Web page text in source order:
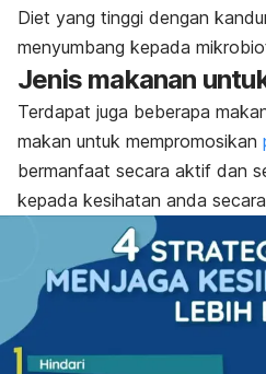
Diet yang tinggi dengan
menyumbang kepada
Jenis makanan
Terdapat juga beberapa
makan untuk mempromosikan
bermanfaat secara aktif dan
kepada kesihatan anda